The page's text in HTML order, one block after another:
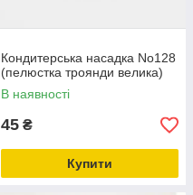
Кондитерська насадка No128
(пелюстка троянди велика)
В наявності
45 ₴
Купити